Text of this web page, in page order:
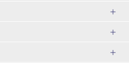
ユニバーサル・スタジオ・ジャパ